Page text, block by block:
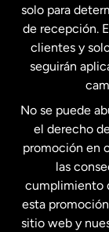
solo para
de recepción.
clientes y
seguirán
No se puede
el derecho
promoción en
las
cumplimiento
esta
sitio web y